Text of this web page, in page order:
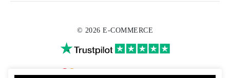
© 2026 E-COMMERCE